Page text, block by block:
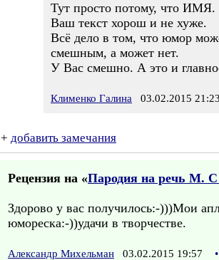
Тут просто потому, что ИМЯ.
Ваш текст хорош и не хуже.
Всё дело в том, что юмор
смешным, а может нет.
У Вас смешно. А это и
Клименко Галина 03.02.2015 21:23
+ добавить замечания
Рецензия на «Пародия на речь М. С
Здорово у вас получилось:-)))Мои
юмореска:-))удачи в творчестве.
Александр Михельман 03.02.2015 19:57 •